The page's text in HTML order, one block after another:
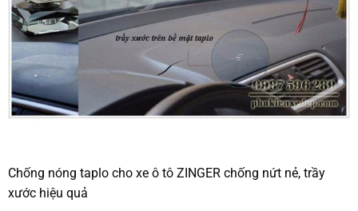
Chống nóng taplo cho xe ô tô ZINGER chống nứt nẻ, trầy
xước hiệu quả